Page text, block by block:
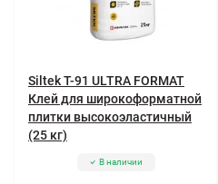
Siltek Т-91 ULTRA FORMAT
Клей для широкоформатной
плитки высокоэластичный
(25 кг)
В наличии